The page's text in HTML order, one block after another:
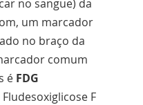
no sangue) da
um marcador
no braço da
comum
é FDG
F